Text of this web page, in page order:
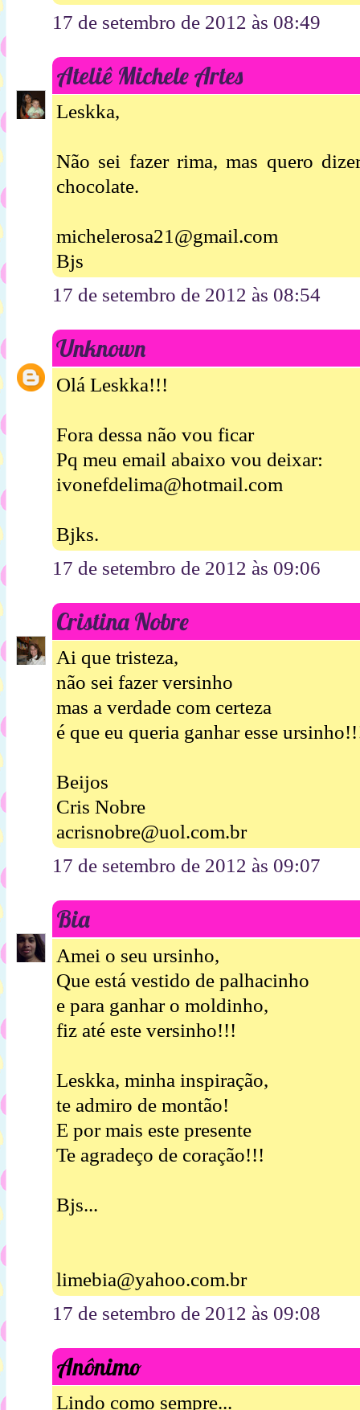
17 de setembro de 2012 às 08:49
Ateliê Michele Artes
Leskka,
Não sei fazer rima, mas quero
chocolate.
michelerosa21@gmail.com
Bjs
17 de setembro de 2012 às 08:54
Unknown
Olá Leskka!!!
Fora dessa não vou ficar
Pq meu email abaixo vou deixar:
ivonefdelima@hotmail.com
Bjks.
17 de setembro de 2012 às 09:06
Cristina Nobre
Ai que tristeza,
não sei fazer versinho
mas a verdade com certeza
é que eu queria ganhar esse
Beijos
Cris Nobre
acrisnobre@uol.com.br
17 de setembro de 2012 às 09:07
Bia
Amei o seu ursinho,
Que está vestido de palhacinho
e para ganhar o moldinho,
fiz até este versinho!!!
Leskka, minha inspiração,
te admiro de montão!
E por mais este presente
Te agradeço de coração!!!
Bjs...
limebia@yahoo.com.br
17 de setembro de 2012 às 09:08
Anônimo
Lindo como sempre...